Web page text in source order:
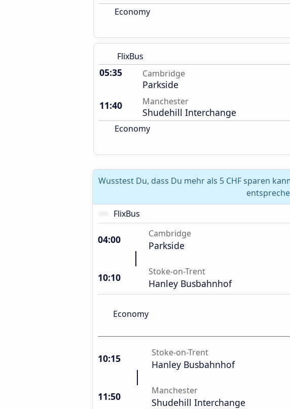
Economy
FlixBus
05:35 Cambridge
Parkside
11:40
Manchester
Shudehill Interchange
Economy
Wusstest Du, dass Du mehr als 5 CHF sparen
FlixBus
04:00 Cambridge
Parkside
10:10 Stoke-on-Trent
Hanley Busbahnhof
Economy
10:15 Stoke-on-Trent
Hanley Busbahnhof
11:50 Manchester
Shudehill Interchange